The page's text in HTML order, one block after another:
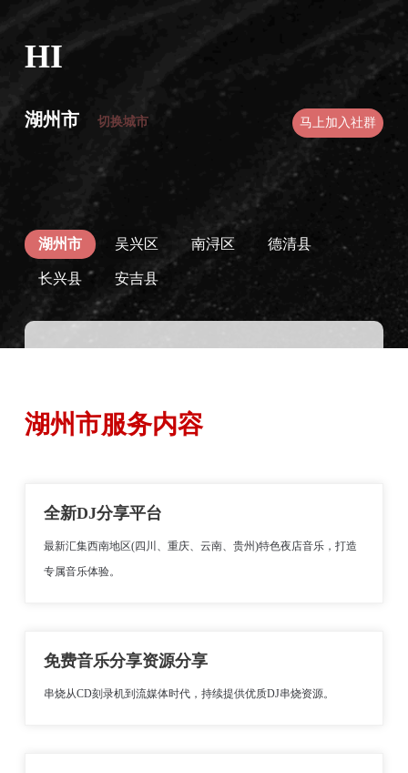
HI
湖州市 切换城市 马上加入社群
湖州市 吴兴区 南浔区 德清县
长兴县 安吉县
湖州市服务内容
全新DJ分享平台
最新汇集西南地区(四川、重庆、云南、贵州)特色夜店音乐，打造
专属音乐体验。
免费音乐分享资源分享
串烧从CD刻录机到流媒体时代，持续提供优质DJ串烧资源。